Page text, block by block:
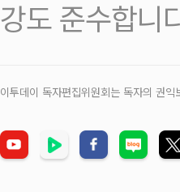
강도 준수합니
이투데이 독자편집위원회는 독자의 권